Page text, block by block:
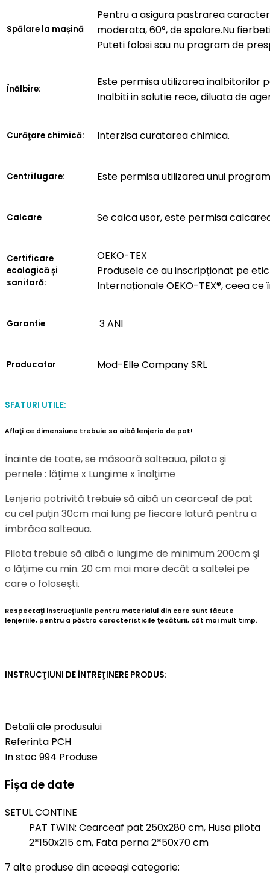
Spălare la mașină
Pentru a asigura pastrarea
moderata, 60°, de spalare.Nu
Puteti folosi sau nu program de
Înălbire:
Este permisa utilizarea inalbitorilor
Inalbiti in solutie rece, diluata de
Curăţare chimică: Interzisa curatarea chimica.
Centrifugare: Este permisa utilizarea unui
Calcare Se calca usor, este permisa
Certificare
ecologică și
sanitară:
OEKO-TEX
Produsele ce au inscripționat pe
Internaționale OEKO-TEX®, ceea
Garantie 3 ANI
Producator Mod-Elle Company SRL
SFATURI UTILE:
Aflaţi ce dimensiune trebuie sa aibă lenjeria de pat!
Înainte de toate, se măsoară salteaua, pilota şi
pernele : lăţime x Lungime x înalţime
Lenjeria potrivită trebuie să aibă un cearceaf de pat
cu cel puţin 30cm mai lung pe fiecare latură pentru a
îmbrăca salteaua.
Pilota trebuie să aibă o lungime de minimum 200cm şi
o lăţime cu min. 20 cm mai mare decât a saltelei pe
care o foloseşti.
Respectaţi instrucţiunile pentru materialul din care sunt făcute
lenjeriile, pentru a păstra caracteristicile ţesăturii, cât mai mult timp.
INSTRUCŢIUNI DE ÎNTREŢINERE PRODUS:
Detalii ale produsului
Referinta PCH
In stoc 994 Produse
Fișa de date
SETUL CONTINE
PAT TWIN: Cearceaf pat 250x280 cm, Husa pilota
2*150x215 cm, Fata perna 2*50x70 cm
7 alte produse din aceeași categorie: